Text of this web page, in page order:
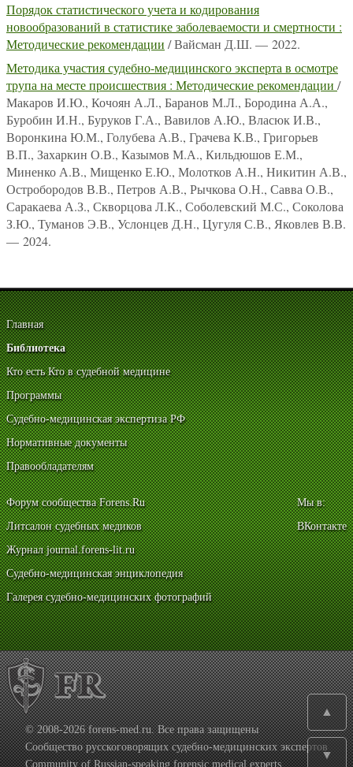
Порядок статистического учета и кодирования
новообразований в статистике заболеваемости и смертности :
Методические рекомендации / Вайсман Д.Ш. — 2022.
Методика участия судебно-медицинского эксперта в осмотре
трупа на месте происшествия : Методические рекомендации /
Макаров И.Ю., Кочоян А.Л., Баранов М.Л., Бородина А.А.,
Буробин И.Н., Буруков Г.А., Вавилов А.Ю., Власюк И.В.,
Воронкина Ю.М., Голубева А.В., Грачева К.В., Григорьев
В.П., Захаркин О.В., Казымов М.А., Кильдюшов Е.М.,
Миненко А.В., Мищенко Е.Ю., Молотков А.Н., Никитин А.В.,
Остробородов В.В., Петров А.В., Рычкова О.Н., Савва О.В.,
Саракаева А.З., Скворцова Л.К., Соболевский М.С., Соколова
З.Ю., Туманов Э.В., Услонцев Д.Н., Цугуля С.В., Яковлев В.В.
— 2024.
Главная
Библиотека
Кто есть Кто в судебной медицине
Программы
Судебно-медицинская экспертиза РФ
Нормативные документы
Правообладателям
Форум сообщества Forens.Ru
Литсалон судебных медиков
Журнал journal.forens-lit.ru
Судебно-медицинская энциклопедия
Галерея судебно-медицинских фотографий
Мы в:
ВКонтакте
© 2008-2026 forens-med.ru. Все права защищены
Сообщество русскоговорящих судебно-медицинских экспертов
Community of Russian-speaking forensic medical experts
▲
▼